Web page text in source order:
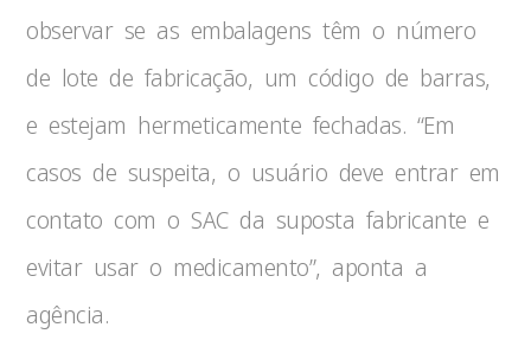
observar se as embalagens têm o número
de lote de fabricação, um código de barras,
e estejam hermeticamente fechadas. “Em
casos de suspeita, o usuário deve entrar em
contato com o SAC da suposta fabricante e
evitar usar o medicamento”, aponta a
agência.